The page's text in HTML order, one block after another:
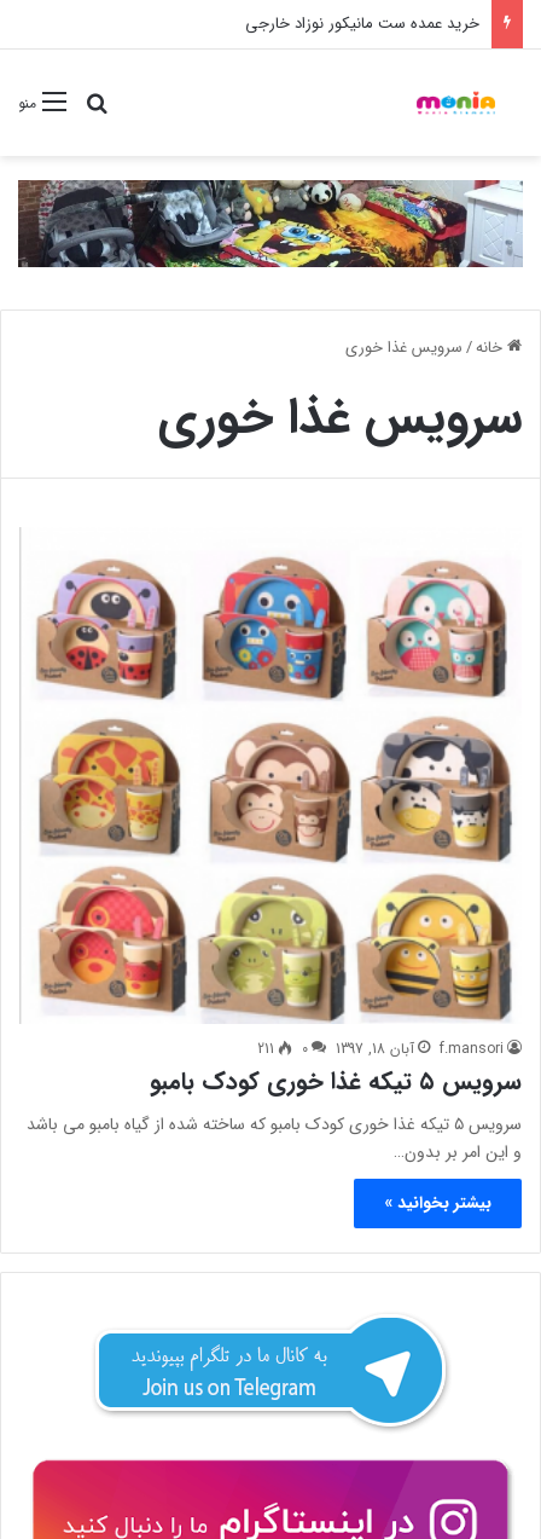
خرید شامپو سر و بدن 500 میل کودک موستلا
منوجستجو
خانه/سرویس غذا خوری
سرویس غذا خوری
f.mansori آبان 18, 1397 0
211
سرویس ۵ تیکه غذا خوری کودک بامبو
سرویس ۵ تیکه غذا خوری کودک بامبو که ساخته شده از گیاه بامبو می باشد
و این امر بر بدون…
بیشتر بخوانید »